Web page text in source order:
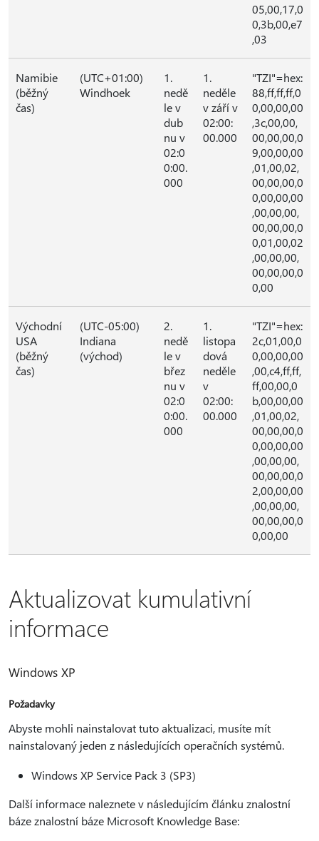
05,00,17,0
0,3b,00,e7
,03
Namibie
(běžný
čas)
(UTC+01:00)
Windhoek
1.
nedě
le v
dub
nu v
02:0
0:00.
000
1.
neděle
v září v
02:00:
00.000
"TZI"=hex:
88,ff,ff,ff,0
0,00,00,00
,3c,00,00,
00,00,00,0
9,00,00,00
,01,00,02,
00,00,00,0
0,00,00,00
,00,00,00,
00,00,00,0
0,01,00,02
,00,00,00,
00,00,00,0
0,00
Východní
USA
(běžný
čas)
(UTC-05:00)
Indiana
(východ)
2.
nedě
le v
břez
nu v
02:0
0:00.
000
1.
listopa
dová
neděle
v
02:00:
00.000
"TZI"=hex:
2c,01,00,0
0,00,00,00
,00,c4,ff,ff,
ff,00,00,0
b,00,00,00
,01,00,02,
00,00,00,0
0,00,00,00
,00,00,00,
00,00,00,0
2,00,00,00
,00,00,00,
00,00,00,0
0,00,00
Aktualizovat kumulativní
informace
Windows XP
Požadavky
Abyste mohli nainstalovat tuto aktualizaci, musíte mít
nainstalovaný jeden z následujících operačních systémů.
Windows XP Service Pack 3 (SP3)
Další informace naleznete v následujícím článku znalostní
báze znalostní báze Microsoft Knowledge Base: